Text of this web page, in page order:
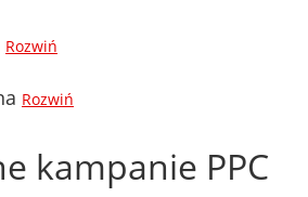
Rozwiń
Rozwiń
kampanie PPC